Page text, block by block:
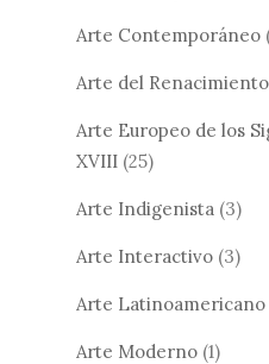
Arte Contemporáneo
Arte del Renacimiento
Arte Europeo de los
XVIII (25)
Arte Indigenista (3)
Arte Interactivo (3)
Arte Latinoamericano
Arte Moderno (1)